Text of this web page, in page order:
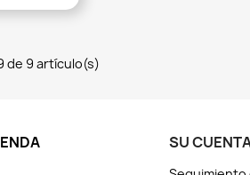
de 9 artículo(s)
SU